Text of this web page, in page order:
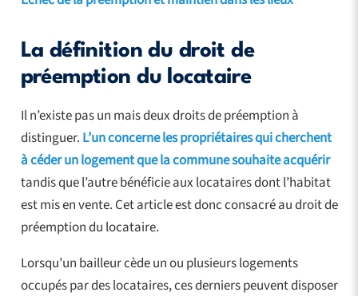
La définition du droit de
préemption du locataire
Il n’existe pas un mais deux droits de préemption à
distinguer. L’un concerne les propriétaires qui cherchent
à céder un logement que la commune souhaite acquérir
tandis que l’autre bénéficie aux locataires dont l’habitat
est mis en vente. Cet article est donc consacré au droit de
préemption du locataire.
Lorsqu’un bailleur cède un ou plusieurs logements
occupés par des locataires, ces derniers peuvent disposer